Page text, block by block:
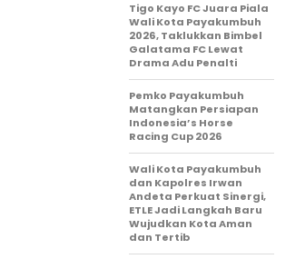
Tigo Kayo FC Juara Piala
Wali Kota Payakumbuh
2026, Taklukkan Bimbel
Galatama FC Lewat
Drama Adu Penalti
Pemko Payakumbuh
Matangkan Persiapan
Indonesia’s Horse
Racing Cup 2026
Wali Kota Payakumbuh
dan Kapolres Irwan
Andeta Perkuat Sinergi,
ETLE Jadi Langkah Baru
Wujudkan Kota Aman
dan Tertib